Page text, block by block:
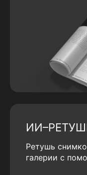
Ретушь
галерии с